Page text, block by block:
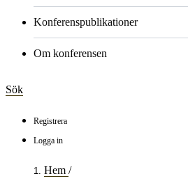
Konferenspublikationer
Om konferensen
Sök
Registrera
Logga in
Hem /